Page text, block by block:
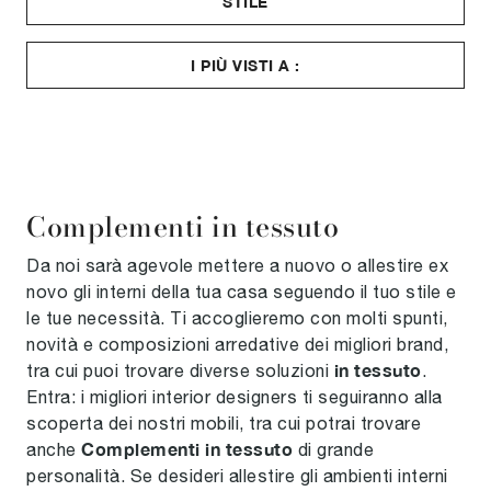
I PIÙ VISTI A :
Complementi in tessuto
Da noi sarà agevole mettere a nuovo o allestire ex
novo gli interni della tua casa seguendo il tuo stile e
le tue necessità. Ti accoglieremo con molti spunti,
novità e composizioni arredative dei migliori brand,
tra cui puoi trovare diverse soluzioni in tessuto.
Entra: i migliori interior designers ti seguiranno alla
scoperta dei nostri mobili, tra cui potrai trovare
anche Complementi in tessuto di grande
personalità. Se desideri allestire gli ambienti interni